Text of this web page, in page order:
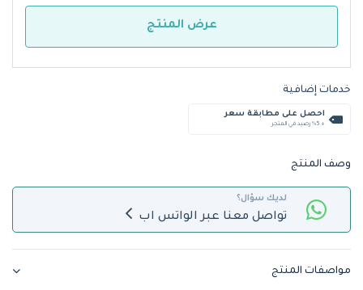
عرض المنتج
خدمات إضافية
احصل على مطابقة سعر
+ %5 رصيد في المتجر
وصف المنتج
لديك سؤال؟
تواصل معنا عبر الواتس اب
مواصفات المنتج